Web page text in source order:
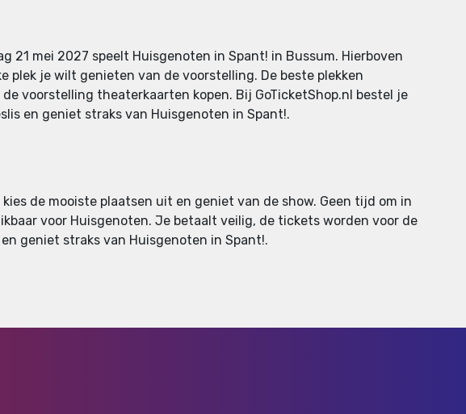
21 mei 2027 speelt Huisgenoten in Spant! in Bussum. Hierboven
plek je wilt genieten van de voorstelling. De beste plekken
voorstelling theaterkaarten kopen. Bij GoTicketShop.nl bestel je
en geniet straks van Huisgenoten in Spant!.
de mooiste plaatsen uit en geniet van de show. Geen tijd om in
voor Huisgenoten. Je betaalt veilig, de tickets worden voor de
geniet straks van Huisgenoten in Spant!.